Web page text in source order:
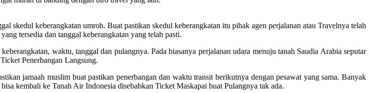
skedul keberangkatan umroh. Buat pastikan skedul keberangkatan itu pihak agen perjalanan atau Travelnya telah
tersedia dan tanggal keberangkatan yang telah pasti.
waktu, tanggal dan pulangnya. Pada biasanya perjalanan udara menuju tanah Saudia Arabia seputar
Penerbangan Langsung.
jamaah muslim buat pastikan penerbangan dan waktu transit berikutnya dengan pesawat yang sama. Banyak
kembali ke Tanah Air Indonesia disebabkan Ticket Maskapai buat Pulangnya tak ada.